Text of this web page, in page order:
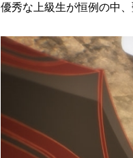
優秀な上級生が恒例の中